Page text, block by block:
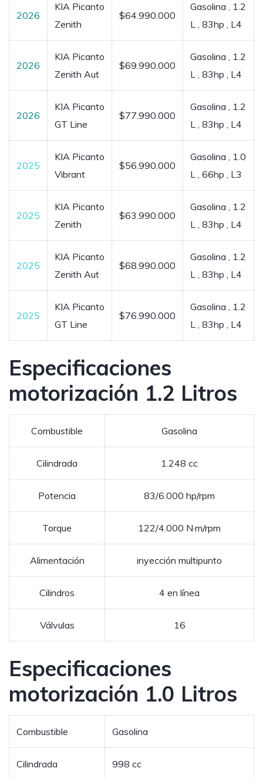
2026
KIA Picanto
Zenith
$64.990.000
Gasolina , 1.2
L , 83hp , L4
2026
KIA Picanto
Zenith Aut
$69.990.000
Gasolina , 1.2
L , 83hp , L4
2026
KIA Picanto
GT Line
$77.990.000
Gasolina , 1.2
L , 83hp , L4
2025
KIA Picanto
Vibrant
$56.990.000
Gasolina , 1.0
L , 66hp , L3
2025
KIA Picanto
Zenith
$63.990.000
Gasolina , 1.2
L , 83hp , L4
2025
KIA Picanto
Zenith Aut
$68.990.000
Gasolina , 1.2
L , 83hp , L4
2025
KIA Picanto
GT Line
$76.990.000
Gasolina , 1.2
L , 83hp , L4
Especificaciones
motorización 1.2 Litros
Combustible Gasolina
Cilindrada 1.248 cc
Potencia 83/6.000 hp/rpm
Torque 122/4.000 N·m/rpm
Alimentación inyección multipunto
Cilindros 4 en línea
Válvulas 16
Especificaciones
motorización 1.0 Litros
Combustible Gasolina
Cilindrada 998 cc